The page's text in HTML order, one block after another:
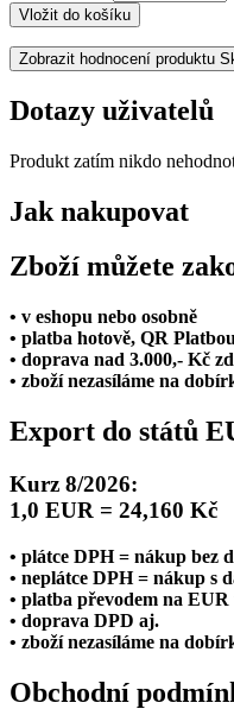
Vložit do košíku
Zobrazit hodnocení produktu
Dotazy uživatelů
Produkt zatím nikdo
Jak nakupovat
Zboží můžete
• v eshopu nebo osobně
• platba hotově, QR
• doprava nad 3.000,- Kč
• zboží nezasíláme na
Export do států
Kurz 8/2026:
1,0 EUR = 24,160 Kč
• plátce DPH = nákup bez
• neplátce DPH = nákup s
• platba převodem na EUR
• doprava DPD aj.
• zboží nezasíláme na
Obchodní